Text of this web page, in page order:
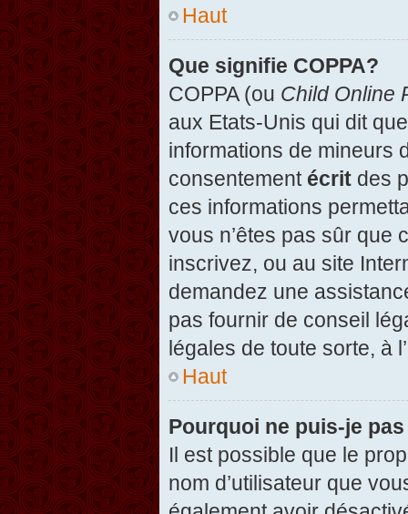
Haut
Que signifie COPPA?
COPPA (ou Child Online
aux Etats-Unis qui dit
informations de mineurs
consentement écrit des
ces informations
vous n’êtes pas sûr que
inscrivez, ou au site
demandez une
pas fournir de conseil
légales de toute sorte, à
Haut
Pourquoi ne puis-je
Il est possible que le
nom d’utilisateur que